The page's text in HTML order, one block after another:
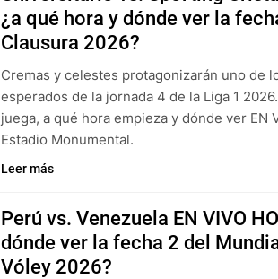
¿a qué hora y dónde ver la
Clausura 2026?
Cremas y celestes protagonizarán uno de
esperados de la jornada 4 de la Liga 1
juega, a qué hora empieza y dónde ver EN
Estadio Monumental.
Leer más
Perú vs. Venezuela EN VIVO
dónde ver la fecha 2 del
Vóley 2026?